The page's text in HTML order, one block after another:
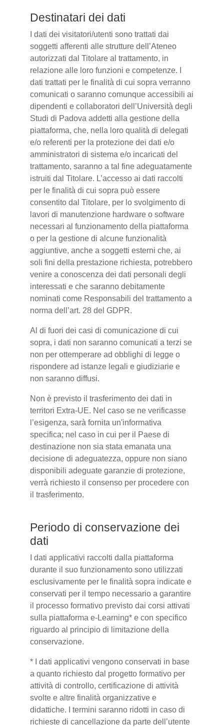
Destinatari dei dati
I dati dei visitatori/utenti sono trattati dai
soggetti afferenti alle strutture dell’Ateneo
autorizzati dal Titolare al trattamento, in
relazione alle loro funzioni e competenze. I
dati trattati per le finalità di cui sopra verranno
comunicati o saranno comunque accessibili ai
dipendenti e collaboratori dell’Università degli
Studi di Padova addetti alla gestione della
piattaforma, che, nella loro qualità di delegati
e/o referenti per la protezione dei dati e/o
amministratori di sistema e/o incaricati del
trattamento, saranno a tal fine adeguatamente
istruiti dal Titolare. L’accesso ai dati raccolti
per le finalità di cui sopra può essere
consentito dal Titolare, per lo svolgimento di
lavori di manutenzione hardware o software
necessari al funzionamento della piattaforma
o per la gestione di alcune funzionalità
aggiuntive, anche a soggetti esterni che, ai
soli fini della prestazione richiesta, potrebbero
venire a conoscenza dei dati personali degli
interessati e che saranno debitamente
nominati come Responsabili del trattamento a
norma dell’art. 28 del GDPR.
Al di fuori dei casi di comunicazione di cui
sopra, i dati non saranno comunicati a terzi se
non per ottemperare ad obblighi di legge o
rispondere ad istanze legali e giudiziarie e
non saranno diffusi.
Non è previsto il trasferimento dei dati in
territori Extra-UE. Nel caso se ne verificasse
l’esigenza, sarà fornita un'informativa
specifica; nel caso in cui per il Paese di
destinazione non sia stata emanata una
decisione di adeguatezza, oppure non siano
disponibili adeguate garanzie di protezione,
verrà richiesto il consenso per procedere con
il trasferimento.
Periodo di conservazione dei
dati
I dati applicativi raccolti dalla piattaforma
durante il suo funzionamento sono utilizzati
esclusivamente per le finalità sopra indicate e
conservati per il tempo necessario a garantire
il processo formativo previsto dai corsi attivati
sulla piattaforma e-Learning* e con specifico
riguardo al principio di limitazione della
conservazione.
* I dati applicativi vengono conservati in base
a quanto richiesto dal progetto formativo per
attività di controllo, certificazione di attività
svolte e altre finalità organizzative e
didattiche. I termini saranno ridotti in caso di
richieste di cancellazione da parte dell’utente